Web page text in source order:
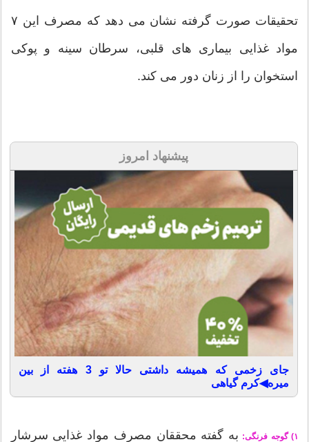
تحقیقات صورت گرفته نشان می دهد که مصرف این ۷
مواد غذایی بیماری های قلبی، سرطان سینه و پوکی
استخوان را از زنان دور می کند.
پیشنهاد امروز
جای زخمی که همیشه داشتی حالا تو 3 هفته از بین
میره◀کرم گیاهی
۱) گوجه فرنگی: به گفته محققان مصرف مواد غذایی سرشار